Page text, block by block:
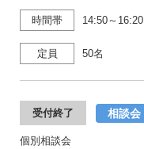
時間帯 14:50～16:20
定員 50名
受付終了 相談会
個別相談会